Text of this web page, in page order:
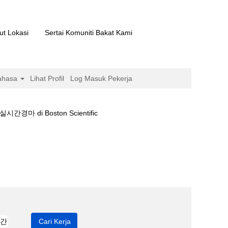
Lokasi Sertai Komuniti Bakat Kami
Lihat Profil Log Masuk Pekerja
간경마 di Boston Scientific(halaman